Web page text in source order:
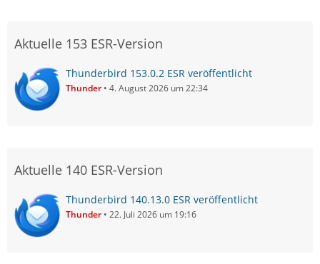
Aktuelle 153 ESR-Version
Thunderbird 153.0.2 ESR veröffentlicht
Thunder 4. August 2026 um 22:34
Aktuelle 140 ESR-Version
Thunderbird 140.13.0 ESR veröffentlicht
Thunder 22. Juli 2026 um 19:16